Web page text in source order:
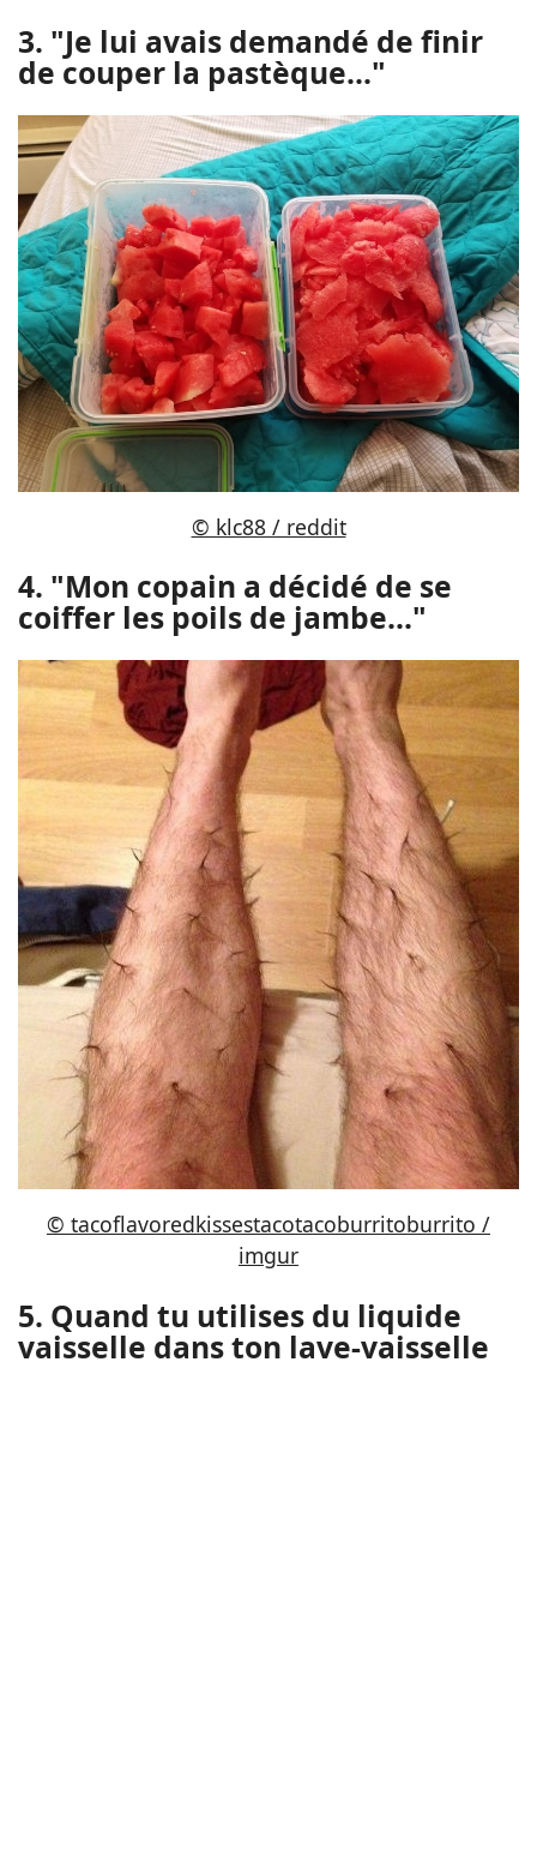
3. "Je lui avais demandé de finir
de couper la pastèque..."
© klc88 / reddit
4. "Mon copain a décidé de se
coiffer les poils de jambe..."
© tacoflavoredkissestacotacoburritoburrito /
imgur
5. Quand tu utilises du liquide
vaisselle dans ton lave-vaisselle